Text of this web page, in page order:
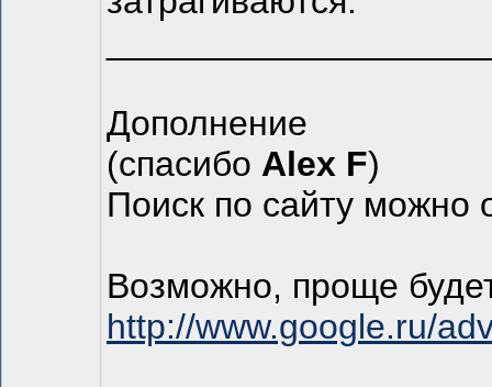
Дополнение
(спасибо Alex F)
Поиск по сайту можно
Возможно, проще
http://www.google.ru/